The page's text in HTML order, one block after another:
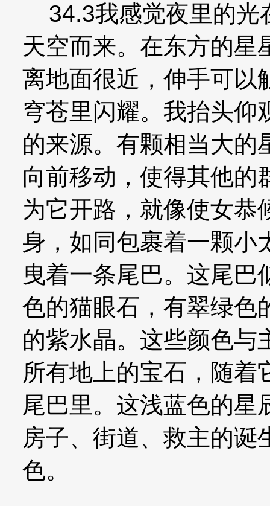
34.3我感觉夜里的光
天空而来。在东方的星
离地面很近，伸手可以
穹苍里闪耀。我抬头仰
的来源。有颗相当大的
向前移动，使得其他的
为它开路，就像使女恭
身，如同包裹着一颗小
曳着一条尾巴。这尾巴
色的猫眼石，有翠绿色
的紫水晶。这些颜色与
所有地上的宝石，随着
尾巴里。这浅蓝色的星
房子、街道、救主的诞
色。